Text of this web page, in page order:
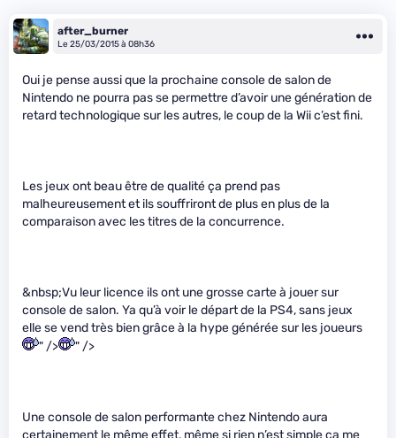
after_burner
Le 25/03/2015 à 08h36
Oui je pense aussi que la prochaine console de salon de
Nintendo ne pourra pas se permettre d’avoir une génération de
retard technologique sur les autres, le coup de la Wii c’est fini.
Les jeux ont beau être de qualité ça prend pas
malheureusement et ils souffriront de plus en plus de la
comparaison avec les titres de la concurrence.
&nbsp;Vu leur licence ils ont une grosse carte à jouer sur
console de salon. Ya qu’à voir le départ de la PS4, sans jeux
elle se vend très bien grâce à la hype générée sur les joueurs
" />
" />
Une console de salon performante chez Nintendo aura